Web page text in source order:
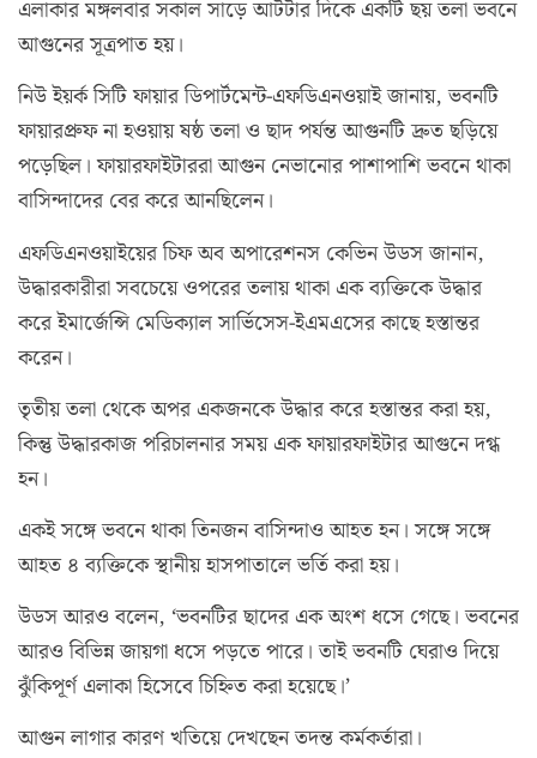
এলাকার মঙ্গলবার সকাল সাড়ে আটটার দিকে একটি ছয় তলা ভবনে
আগুনের সূত্রপাত হয়।
নিউ ইয়র্ক সিটি ফায়ার ডিপার্টমেন্ট-এফডিএনওয়াই জানায়, ভবনটি
ফায়ারপ্রুফ না হওয়ায় ষষ্ঠ তলা ও ছাদ পর্যন্ত আগুনটি দ্রুত ছড়িয়ে
পড়েছিল। ফায়ারফাইটাররা আগুন নেভানোর পাশাপাশি ভবনে থাকা
বাসিন্দাদের বের করে আনছিলেন।
এফডিএনওয়াইয়ের চিফ অব অপারেশনস কেভিন উডস জানান,
উদ্ধারকারীরা সবচেয়ে ওপরের তলায় থাকা এক ব্যক্তিকে উদ্ধার
করে ইমার্জেন্সি মেডিক্যাল সার্ভিসেস-ইএমএসের কাছে হস্তান্তর
করেন।
তৃতীয় তলা থেকে অপর একজনকে উদ্ধার করে হস্তান্তর করা হয়,
কিন্তু উদ্ধারকাজ পরিচালনার সময় এক ফায়ারফাইটার আগুনে দগ্ধ
হন।
একই সঙ্গে ভবনে থাকা তিনজন বাসিন্দাও আহত হন। সঙ্গে সঙ্গে
আহত ৪ ব্যক্তিকে স্থানীয় হাসপাতালে ভর্তি করা হয়।
উডস আরও বলেন, ‘ভবনটির ছাদের এক অংশ ধসে গেছে। ভবনের
আরও বিভিন্ন জায়গা ধসে পড়তে পারে। তাই ভবনটি ঘেরাও দিয়ে
ঝুঁকিপূর্ণ এলাকা হিসেবে চিহ্নিত করা হয়েছে।’
আগুন লাগার কারণ খতিয়ে দেখছেন তদন্ত কর্মকর্তারা।